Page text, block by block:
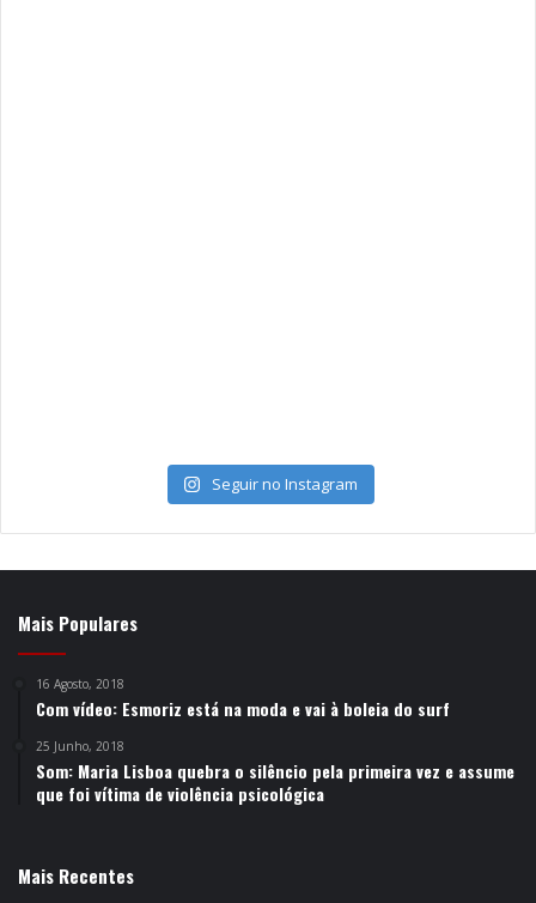
Seguir no Instagram
Mais Populares
16 Agosto, 2018
Com vídeo: Esmoriz está na moda e vai à boleia do surf
25 Junho, 2018
Som: Maria Lisboa quebra o silêncio pela primeira vez e assume
que foi vítima de violência psicológica
Mais Recentes